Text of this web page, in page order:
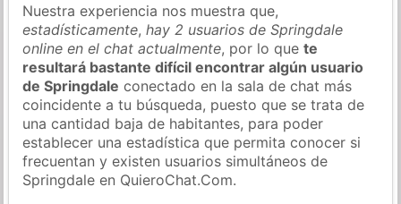
Nuestra experiencia nos muestra que,
estadísticamente,hay 2 usuarios de Springdale
online en el chat actualmente, por lo quete
resultará bastante difícil encontrar algún usuario
de Springdale conectado en la sala de chat más
coincidente a tu búsqueda, puesto que se trata de
una cantidad baja de habitantes, para poder
establecer una estadística que permita conocer si
frecuentan y existen usuarios simultáneos de
Springdale en QuieroChat.Com.